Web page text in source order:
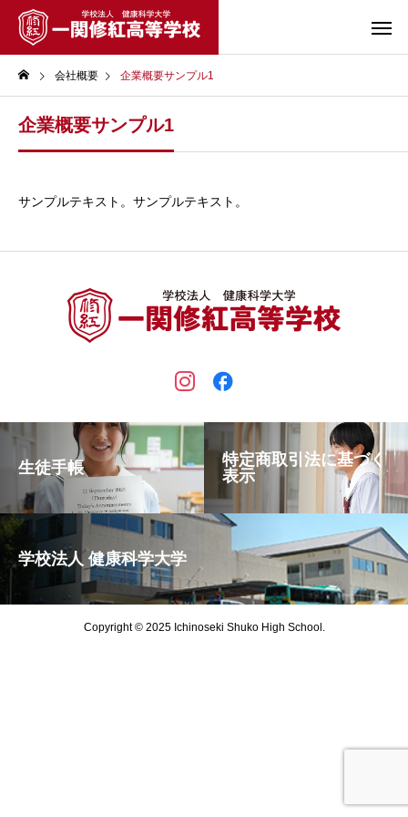
会社概要 企業概要サンプル1
企業概要サンプル1
サンプルテキスト。サンプルテキスト。
生徒手帳
特定商取引法に基づく
表示
学校法人 健康科学大学
Copyright © 2025 Ichinoseki Shuko High School.